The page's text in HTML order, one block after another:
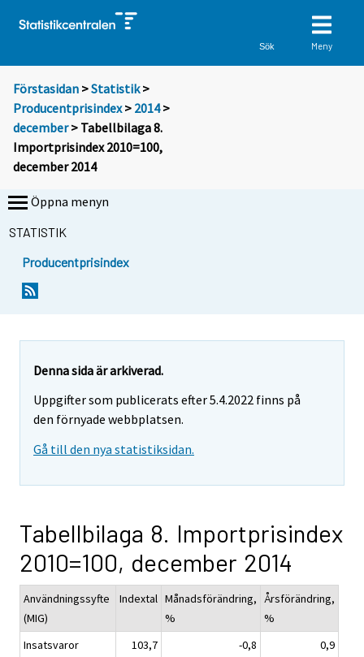
Sök Meny
Förstasidan >Statistik >
Producentprisindex> 2014>
december> Tabellbilaga 8.
Importprisindex 2010=100,
december 2014
Öppna menyn
STATISTIK
Producentprisindex
Denna sida är arkiverad.
Uppgifter som publicerats efter 5.4.2022 finns på
den förnyade webbplatsen.
Gå till den nya statistiksidan.
Tabellbilaga 8. Importprisindex
2010=100, december 2014
Användningssyfte
(MIG)
Indextal Månadsförändring,
%
Årsförändring,
%
Insatsvaror
103,7 -0,8
0,9